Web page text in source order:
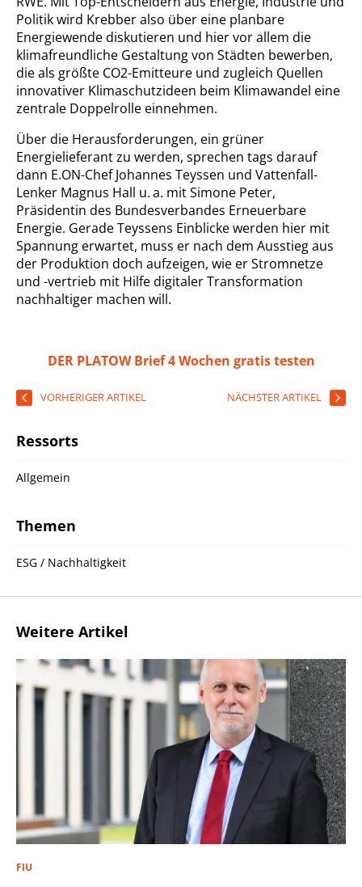
Politik wird Krebber also über eine planbare
Energiewende diskutieren und hier vor allem die
klimafreundliche Gestaltung von Städten bewerben,
die als größte CO2-Emitteure und zugleich Quellen
innovativer Klimaschutzideen beim Klimawandel eine
zentrale Doppelrolle einnehmen.
Über die Herausforderungen, ein grüner
Energielieferant zu werden, sprechen tags darauf
dann E.ON-Chef Johannes Teyssen und Vattenfall-
Lenker Magnus Hall u. a. mit Simone Peter,
Präsidentin des Bundesverbandes Erneuerbare
Energie. Gerade Teyssens Einblicke werden hier mit
Spannung erwartet, muss er nach dem Ausstieg aus
der Produktion doch aufzeigen, wie er Stromnetze
und -vertrieb mit Hilfe digitaler Transformation
nachhaltiger machen will.
DER PLATOW Brief 4 Wochen gratis testen
VORHERIGER ARTIKEL NÄCHSTER ARTIKEL
Ressorts
Allgemein
Themen
ESG / Nachhaltigkeit
Weitere Artikel
FIU